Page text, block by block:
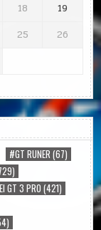
18
19
25
26
#GT RUNER (67)
GT 3 PRO(421)